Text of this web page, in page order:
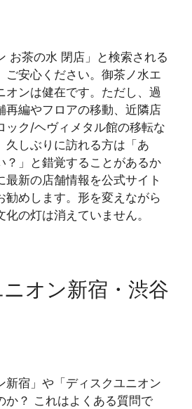
お茶の水 閉店」と検索される
ご安心ください。御茶ノ水エ
オンは健在です。ただし、過
再編やフロアの移動、近隣店
ック/ヘヴィメタル館の移転な
久しぶりに訪れる方は「あ
？」と錯覚することがあるか
最新の店舗情報を公式サイト
勧めします。形を変えながら
の灯は消えていません。
オン新宿・渋谷
新宿」や「ディスクユニオン
か？ これはよくある質問で